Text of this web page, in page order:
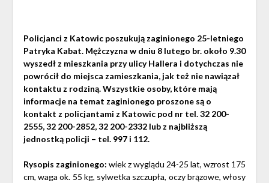
Policjanci z Katowic poszukują zaginionego 25-letniego
Patryka Kabat. Mężczyzna w dniu 8 lutego br. około 9.30
wyszedł z mieszkania przy ulicy Hallera i dotychczas nie
powrócił do miejsca zamieszkania, jak też nie nawiązał
kontaktu z rodziną. Wszystkie osoby, które mają
informacje na temat zaginionego proszone są o
kontakt z policjantami z Katowic pod nr tel. 32 200-
2555, 32 200-2852, 32 200-2332 lub z najbliższą
jednostką policji – tel. 997 i 112.
Rysopis zaginionego: wiek z wyglądu 24-25 lat, wzrost 175
cm, waga ok. 55 kg, sylwetka szczupła, oczy brązowe, włosy